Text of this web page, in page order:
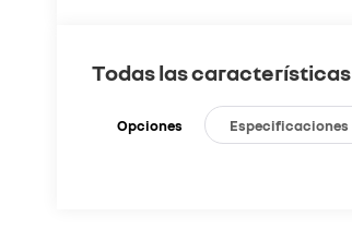
Todas las características
Opciones Especificaciones